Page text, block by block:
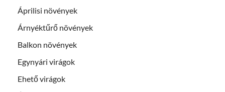
Áprilisi növények
Árnyéktűrő növények
Balkon növények
Egynyári virágok
Ehető virágok